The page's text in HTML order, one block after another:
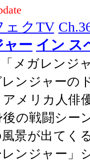
ェクTV
ャー イン ス
メガレンジ
ンジャーの
メリカ人俳
の戦闘シー
景が出てく
ンジャー」